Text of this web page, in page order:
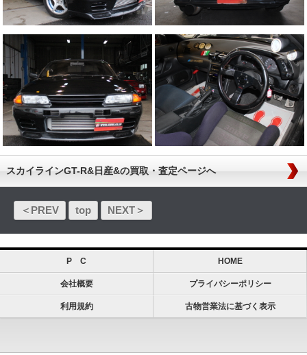
スカイラインGT-R&日産&の買取・査定ページへ
＜PREV top NEXT＞
P C HOME
会社概要 プライバシーポリシー
利用規約 古物営業法に基づく表示